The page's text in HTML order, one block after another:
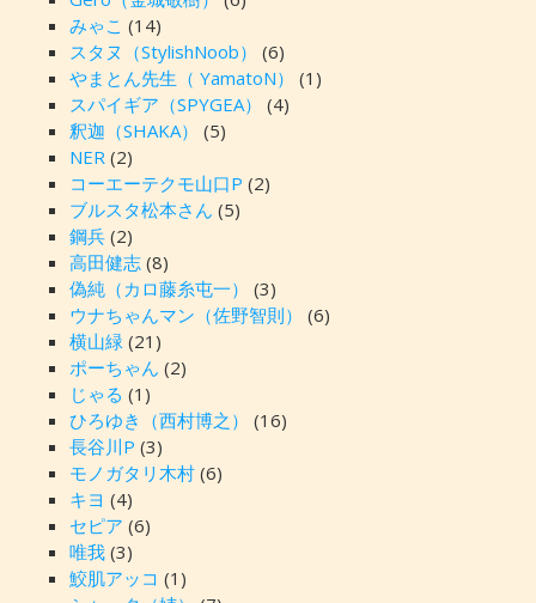
みゃこ (14)
スタヌ（StylishNoob）
(6)
やまとん先生（ YamatoN）
(1)
スパイギア（SPYGEA）
(4)
釈迦（SHAKA）
(5)
NER(2)
コーエーテクモ山口P (2)
ブルスタ松本さん (5)
鋼兵(2)
高田健志(8)
偽純（カロ藤糸屯一）
(3)
ウナちゃんマン（佐野智則）
(6)
横山緑(21)
ポーちゃん (2)
じゃる (1)
ひろゆき（西村博之）
(16)
長谷川P (3)
モノガタリ木村(6)
キヨ (4)
セピア (6)
唯我(3)
鮫肌アッコ (1)